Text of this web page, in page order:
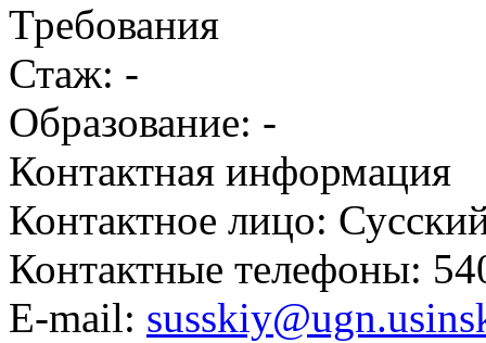
Требования
Стаж: -
Образование: -
Контактная информация
Контактное лицо:
Контактные телефоны:
E-mail: